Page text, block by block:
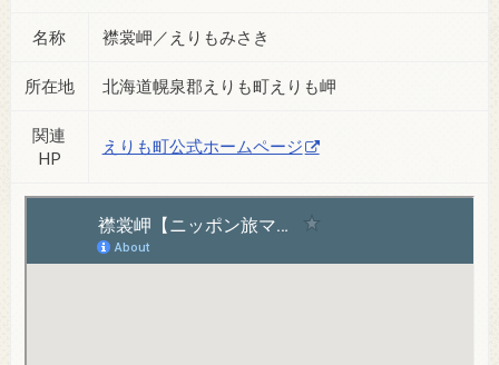
名称 襟裳岬／えりもみさき
所在地 北海道幌泉郡えりも町えりも岬
関連
HP
えりも町公式ホームページ